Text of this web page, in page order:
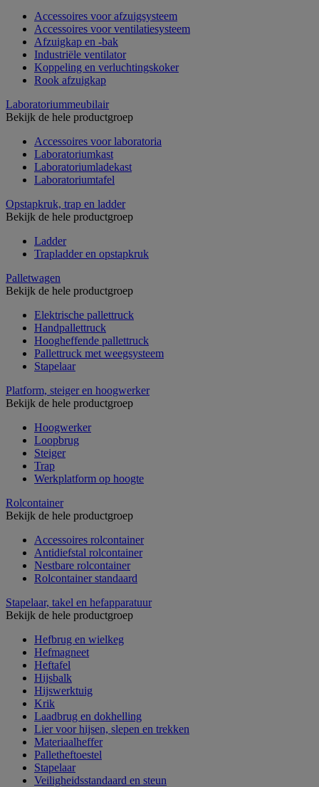
Accessoires voor afzuigsysteem
Accessoires voor ventilatiesysteem
Afzuigkap en -bak
Industriële ventilator
Koppeling en verluchtingskoker
Rook afzuigkap
Laboratoriummeubilair
Bekijk de hele productgroep
Accessoires voor laboratoria
Laboratoriumkast
Laboratoriumladekast
Laboratoriumtafel
Opstapkruk, trap en ladder
Bekijk de hele productgroep
Ladder
Trapladder en opstapkruk
Palletwagen
Bekijk de hele productgroep
Elektrische pallettruck
Handpallettruck
Hoogheffende pallettruck
Pallettruck met weegsysteem
Stapelaar
Platform, steiger en hoogwerker
Bekijk de hele productgroep
Hoogwerker
Loopbrug
Steiger
Trap
Werkplatform op hoogte
Rolcontainer
Bekijk de hele productgroep
Accessoires rolcontainer
Antidiefstal rolcontainer
Nestbare rolcontainer
Rolcontainer standaard
Stapelaar, takel en hefapparatuur
Bekijk de hele productgroep
Hefbrug en wielkeg
Hefmagneet
Heftafel
Hijsbalk
Hijswerktuig
Krik
Laadbrug en dokhelling
Lier voor hijsen, slepen en trekken
Materiaalheffer
Palletheftoestel
Stapelaar
Veiligheidsstandaard en steun